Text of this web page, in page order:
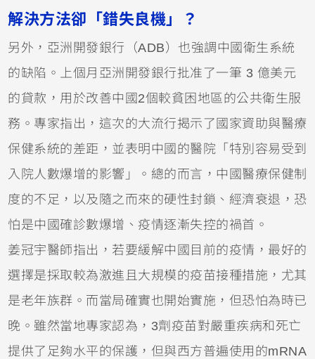
解決方法卻「錯失良機」？
另外，亞洲開發銀行（ADB）也強調中國衛生系統
的缺陷。上個月亞洲開發銀行批准了一筆 3 億美元
的貸款，用於改善中國2個較貧困地區的公共衛生服
務。專家指出，這次的大流行揭示了國家資助與醫療
保健系統的差距，並表明中國的醫院「特別容易受到
入院人數爆增的影響」。總的而言，中國醫療保健制
度的不足，以及隨之而來的硬性封鎖、經濟衰退，恐
怕是中國確診數爆增、疫情逐漸失控的禍首。
姜冠宇醫師指出，若要緩解中國目前的疫情，最好的
選擇是採取較為激進且大規模的疫苗接種措施，尤其
是老年族群。而當局確實也開始實施，但恐怕為時已
晚。雖然當地專家認為，3劑疫苗對嚴重疾病和死亡
提供了足夠水平的保護，但與西方普遍使用的mRNA